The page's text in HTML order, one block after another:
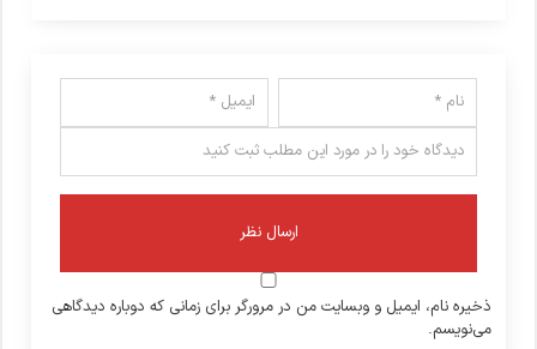
ذخیره نام، ایمیل و وبسایت من در مرورگر برای زمانی که دوباره دیدگاهی
می‌نویسم.